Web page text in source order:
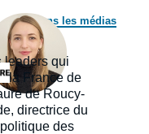
Dans les médias
leaders qui
la France de
de Roucy-
directrice du
des